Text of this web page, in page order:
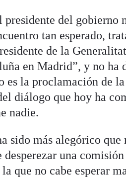
presidente del gobierno
tan esperado,
de la
en Madrid”, y no ha
es la proclamación de
diálogo que hoy ha
nadie.
sido más alegórico que
una
que no cabe esperar